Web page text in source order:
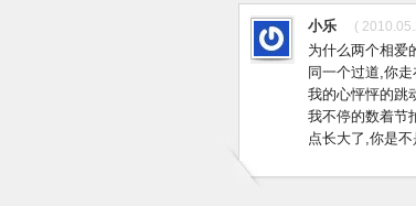
小乐 (
为什么两个相爱
同一个过道,你
我的心怦怦的跳
我不停的数着节
点长大了,你是